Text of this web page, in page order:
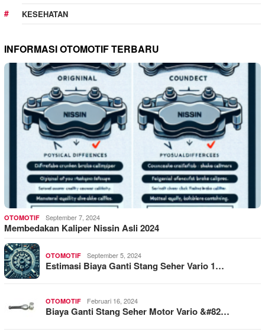
KESEHATAN
INFORMASI OTOMOTIF TERBARU
OTOMOTIF September 7, 2024
Membedakan Kaliper Nissin Asli 2024
OTOMOTIF September 5, 2024
Estimasi Biaya Ganti Stang Seher Vario 1…
OTOMOTIF Februari 16, 2024
Biaya Ganti Stang Seher Motor Vario &#82…